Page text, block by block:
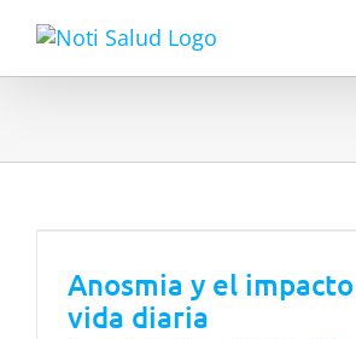
Anosmia y el
vida diaria